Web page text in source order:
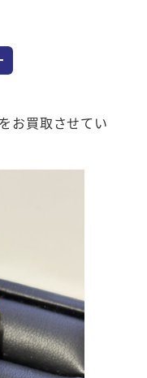
お買取させてい